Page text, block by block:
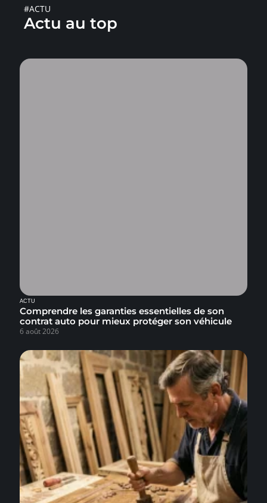
#ACTU
Actu au top
ACTU
Comprendre les garanties essentielles de son
contrat auto pour mieux protéger son véhicule
6 août 2026